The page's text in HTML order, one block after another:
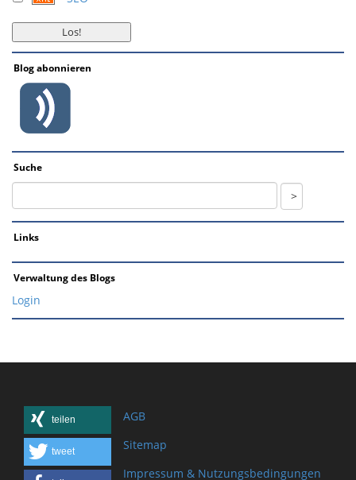
Blog abonnieren
Suche
Links
Verwaltung des Blogs
Login
teilen
tweet
AGB
Sitemap
Impressum & Nutzungsbedingungen